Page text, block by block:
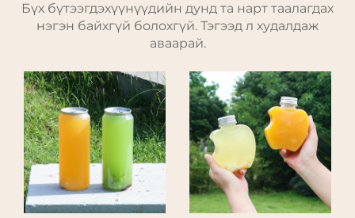
Бүх бүтээгдэхүүнүүдийн дунд та нарт таалагдах
нэгэн байхгүй болохгүй. Тэгээд л худалдаж
аваарай.